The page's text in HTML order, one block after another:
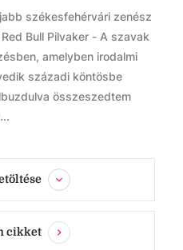
székesfehérvári zenész
Bull Pilvaker - A szavak
amelyben irodalmi
századi köntösbe
összeszedtem
cikket